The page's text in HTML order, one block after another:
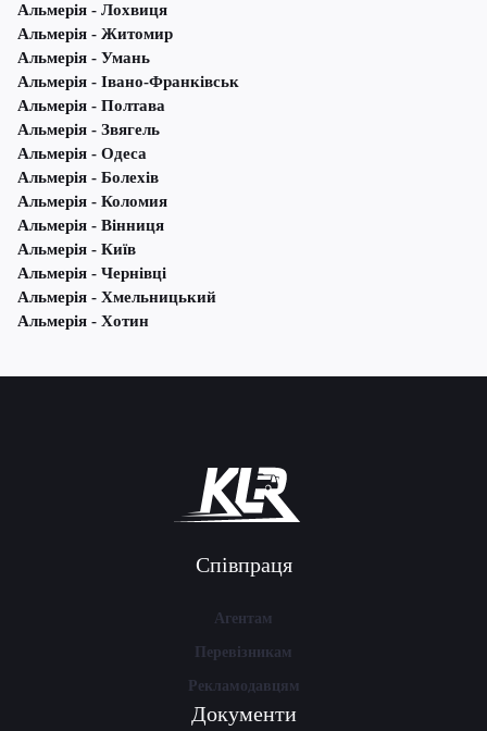
Альмерія - Лохвиця
Альмерія - Житомир
Альмерія - Умань
Альмерія - Івано-Франківськ
Альмерія - Полтава
Альмерія - Звягель
Альмерія - Одеса
Альмерія - Болехів
Альмерія - Коломия
Альмерія - Вінниця
Альмерія - Київ
Альмерія - Чернівці
Альмерія - Хмельницький
Альмерія - Хотин
Співпраця
Агентам
Перевізникам
Рекламодавцям
Документи